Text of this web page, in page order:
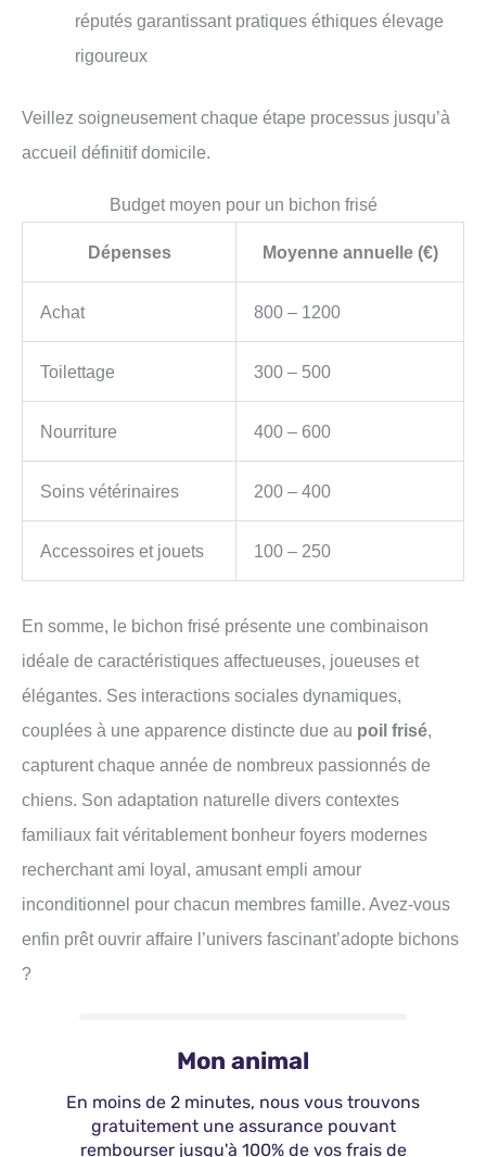
réputés garantissant pratiques éthiques élevage
rigoureux
Veillez soigneusement chaque étape processus jusqu’à
accueil définitif domicile.
Budget moyen pour un bichon frisé
Dépenses Moyenne annuelle (€)
Achat 800 – 1200
Toilettage 300 – 500
Nourriture 400 – 600
Soins vétérinaires 200 – 400
Accessoires et jouets 100 – 250
En somme, le bichon frisé présente une combinaison
idéale de caractéristiques affectueuses, joueuses et
élégantes. Ses interactions sociales dynamiques,
couplées à une apparence distincte due au poil frisé,
capturent chaque année de nombreux passionnés de
chiens. Son adaptation naturelle divers contextes
familiaux fait véritablement bonheur foyers modernes
recherchant ami loyal, amusant empli amour
inconditionnel pour chacun membres famille. Avez-vous
enfin prêt ouvrir affaire l’univers fascinant’adopte bichons
?